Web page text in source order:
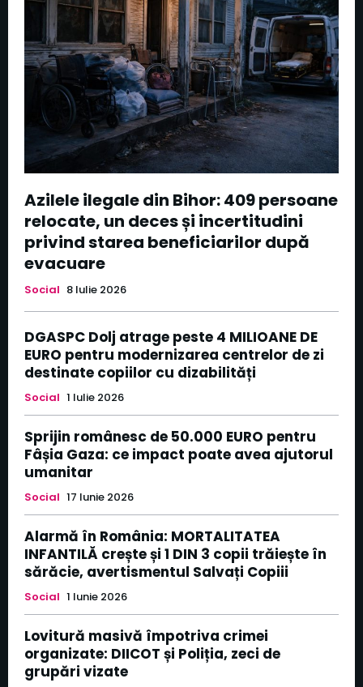
Azilele ilegale din Bihor: 409 persoane
relocate, un deces și incertitudini
privind starea beneficiarilor după
evacuare
Social 8 Iulie 2026
DGASPC Dolj atrage peste 4 MILIOANE DE
EURO pentru modernizarea centrelor de zi
destinate copiilor cu dizabilități
Social 1 Iulie 2026
Sprijin românesc de 50.000 EURO pentru
Fâșia Gaza: ce impact poate avea ajutorul
umanitar
Social 17 Iunie 2026
Alarmă în România: MORTALITATEA
INFANTILĂ crește și 1 DIN 3 copii trăiește în
sărăcie, avertismentul Salvați Copiii
Social 1 Iunie 2026
Lovitură masivă împotriva crimei
organizate: DIICOT și Poliția, zeci de
grupări vizate